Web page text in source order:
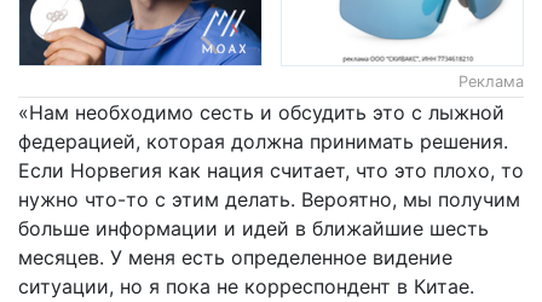
Реклама
«Нам необходимо сесть и обсудить это с лыжной
федерацией, которая должна принимать решения.
Если Норвегия как нация считает, что это плохо, то
нужно что-то с этим делать. Вероятно, мы получим
больше информации и идей в ближайшие шесть
месяцев. У меня есть определенное видение
ситуации, но я пока не корреспондент в Китае.